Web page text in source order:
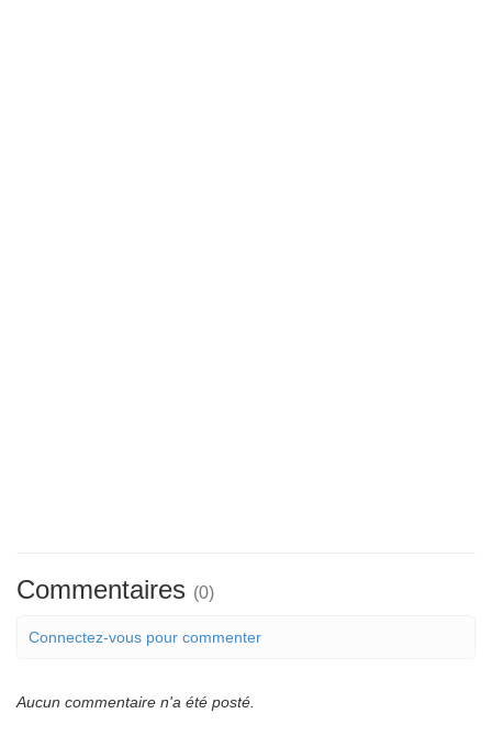
Commentaires (0)
Connectez-vous pour commenter
Aucun commentaire n'a été posté.